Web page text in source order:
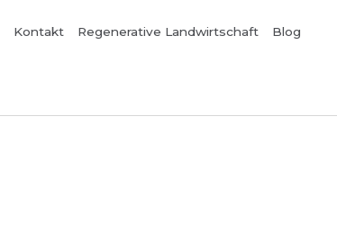
Kontakt Regenerative Landwirtschaft Blog